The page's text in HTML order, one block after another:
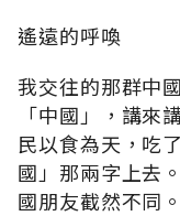
遙遠的呼喚
我交往的那群中
「中國」，講來
民以食為天，吃
國」那兩字上去
國朋友截然不同。